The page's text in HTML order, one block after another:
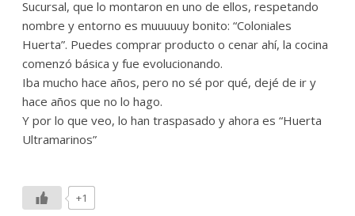
Sucursal, que lo montaron en uno de ellos, respetando
nombre y entorno es muuuuuy bonito: “Coloniales
Huerta”. Puedes comprar producto o cenar ahí, la cocina
comenzó básica y fue evolucionando.
Iba mucho hace años, pero no sé por qué, dejé de ir y
hace años que no lo hago.
Y por lo que veo, lo han traspasado y ahora es “Huerta
Ultramarinos”
+1